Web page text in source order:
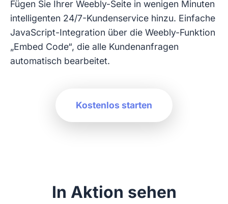
Fügen Sie Ihrer Weebly-Seite in wenigen Minuten
intelligenten 24/7-Kundenservice hinzu. Einfache
JavaScript-Integration über die Weebly-Funktion
„Embed Code“, die alle Kundenanfragen
automatisch bearbeitet.
Kostenlos starten
In Aktion sehen